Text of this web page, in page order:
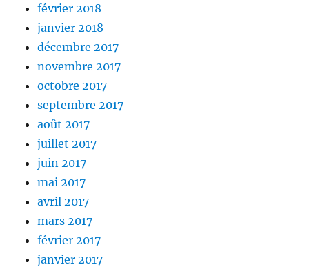
février 2018
janvier 2018
décembre 2017
novembre 2017
octobre 2017
septembre 2017
août 2017
juillet 2017
juin 2017
mai 2017
avril 2017
mars 2017
février 2017
janvier 2017